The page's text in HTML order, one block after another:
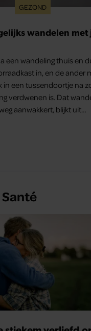
GEZOND
wandelen met
een wandeling thuis en
in, en de ander
in een tussendoortje na
verdwenen is. Dat
aanwakkert, blijkt uit
Santé